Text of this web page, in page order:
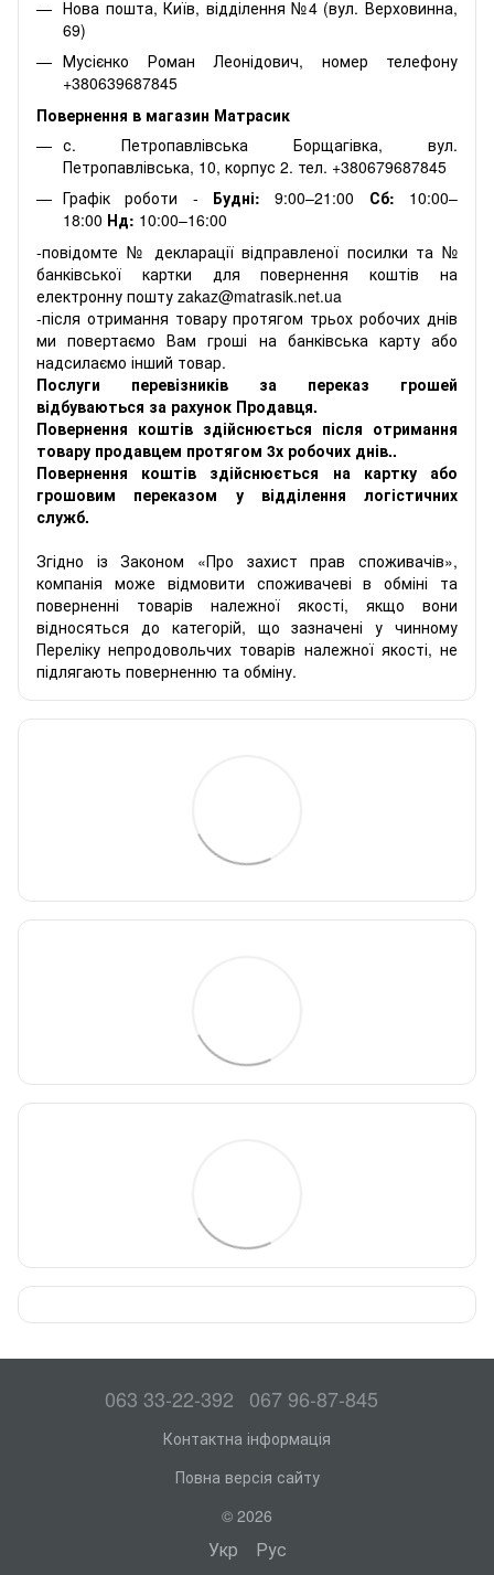
Нова пошта, Київ, відділення №4 (вул. Верховинна,
69)
Мусієнко Роман Леонідович, номер телефону
+380639687845
Повернення в магазин Матрасик
с. Петропавлівська Борщагівка, вул.
Петропавлівська, 10, корпус 2. тел. +380679687845
Графік роботи - Будні: 9:00–21:00 Сб: 10:00–
18:00 Нд: 10:00–16:00
-повідомте № декларації відправленої посилки та №
банківської картки для повернення коштів на
електронну пошту zakaz@matrasik.net.ua
-після отримання товару протягом трьох робочих днів
ми повертаємо Вам гроші на банківська карту або
надсилаємо інший товар.
Послуги перевізників за переказ грошей
відбуваються за рахунок Продавця.
Повернення коштів здійснюється після отримання
товару продавцем протягом 3х робочих днів..
Повернення коштів здійснюється на картку або
грошовим переказом у відділення логістичних
служб.
Згідно із Законом «Про захист прав споживачів»,
компанія може відмовити споживачеві в обміні та
поверненні товарів належної якості, якщо вони
відносяться до категорій, що зазначені у чинному
Переліку непродовольчих товарів належної якості, не
підлягають поверненню та обміну.
063 33-22-392 067 96-87-845
Контактна інформація
Повна версія сайту
© 2026
Укр Рус